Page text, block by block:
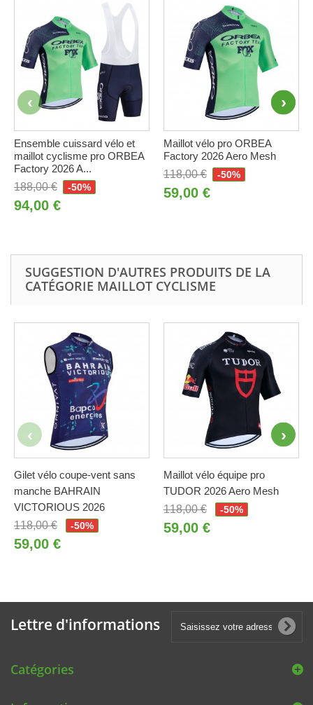
Ensemble cuissard vélo et
maillot cyclisme pro ORBEA
Factory 2026 A...
188,00 €
-50%
94,00 €
Maillot vélo pro ORBEA
Factory 2026 Aero Mesh
118,00 €
-50%
59,00 €
SUGGESTION D'AUTRES PRODUITS DE LA
CATÉGORIE MAILLOT CYCLISME
Gilet vélo coupe-vent sans
manche BAHRAIN
VICTORIOUS 2026
118,00 €
-50%
59,00 €
Maillot vélo équipe pro
TUDOR 2026 Aero Mesh
118,00 €
-50%
59,00 €
Lettre d'informations
Catégories